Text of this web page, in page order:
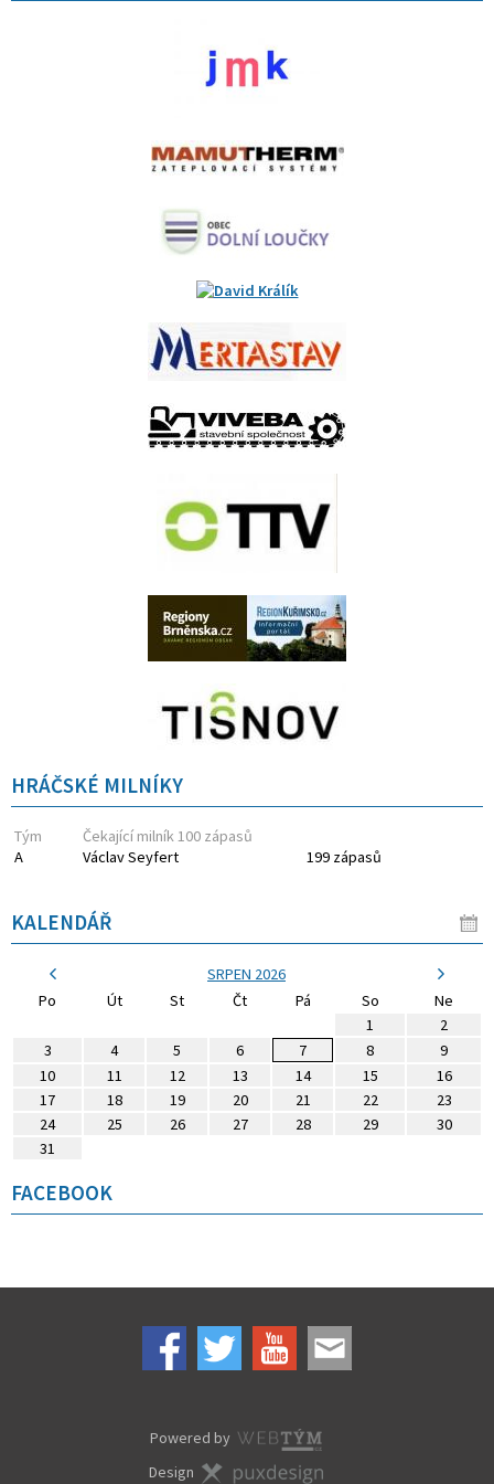
HRÁČSKÉ MILNÍKY
Tým
Čekající milník 100 zápasů
A
Václav Seyfert 199 zápasů
KALENDÁŘ
SRPEN 2026
Po
Út St Čt Pá So
Ne
1
2
3
4 5 6 7 8
9
10
11 12 13 14 15
16
17
18 19 20 21 22
23
24
25 26 27 28 29
30
31
FACEBOOK
Powered by
Design